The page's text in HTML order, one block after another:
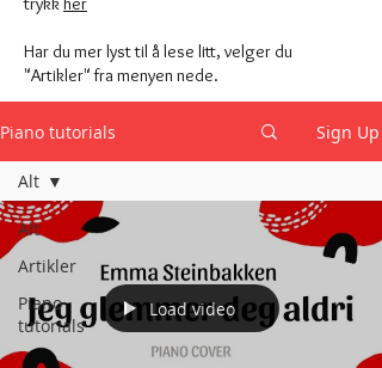
Har du mer lyst til å lese litt, velger du
"Artikler" fra menyen nede.
Piano tutorials Sign Up
Alt
Artikler
Piano
tutorials
Alt
Load video